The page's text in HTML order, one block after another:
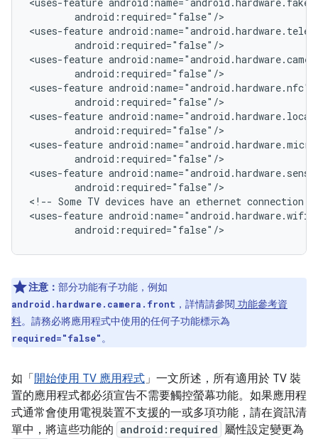
android:required="false"/>
<uses-feature
android:required="false"/>
<uses-feature
android:required="false"/>
<uses-feature
android:required="false"/>
<uses-feature
android:required="false"/>
<uses-feature
android:required="false"/>
<uses-feature
android:required="false"/>
<!-- Some TV devices have an ethernet connection
<uses-feature
android:required="false"/>
注意： 部分功能有子功能，例如
android.hardware.camera.front ，詳情請參閱 功能參考資
料。請務必將應用程式中使用的任何子功能標示為
required="false"。
如「 開始使用 TV 應用程式」一文所述，所有適用於 TV 裝
置的應用程式都必須宣告不需要觸控螢幕功能。如果應用程
式通常會使用電視裝置不支援的一或多項功能，請在資訊清
單中，將這些功能的 android:required 屬性設定變更為